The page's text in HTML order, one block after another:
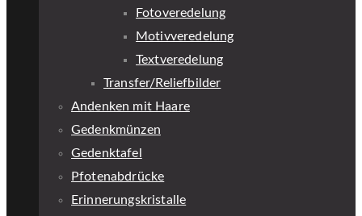
Fotoveredelung
Motivveredelung
Textveredelung
Transfer/Reliefbilder
Andenken mit Haare
Gedenkmünzen
Gedenktafel
Pfotenabdrücke
Erinnerungskristalle